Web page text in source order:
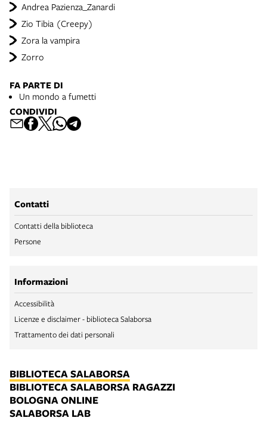
Andrea Pazienza_Zanardi
Zio Tibia (Creepy)
Zora la vampira
Zorro
FA PARTE DI
Un mondo a fumetti
CONDIVIDI
Contatti
Contatti della biblioteca
Persone
Informazioni
Accessibilità
Licenze e disclaimer - biblioteca Salaborsa
Trattamento dei dati personali
BIBLIOTECA SALABORSA
BIBLIOTECA SALABORSA RAGAZZI
BOLOGNA ONLINE
SALABORSA LAB